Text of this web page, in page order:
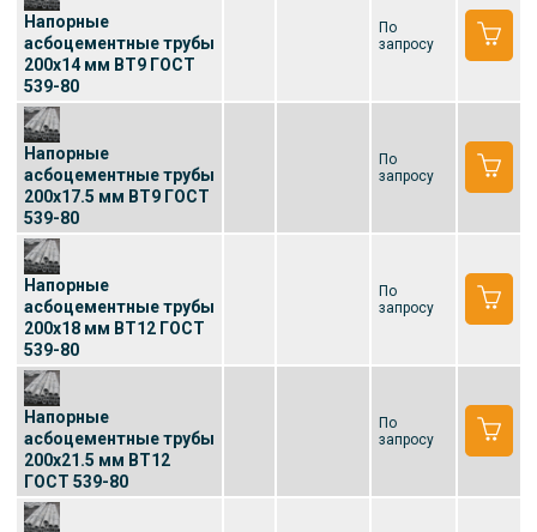
Напорные
асбоцементные трубы
200x14 мм ВТ9 ГОСТ
539-80
По
запросу
Напорные
асбоцементные трубы
200x17.5 мм ВТ9 ГОСТ
539-80
По
запросу
Напорные
асбоцементные трубы
200x18 мм ВТ12 ГОСТ
539-80
По
запросу
Напорные
асбоцементные трубы
200x21.5 мм ВТ12
ГОСТ 539-80
По
запросу